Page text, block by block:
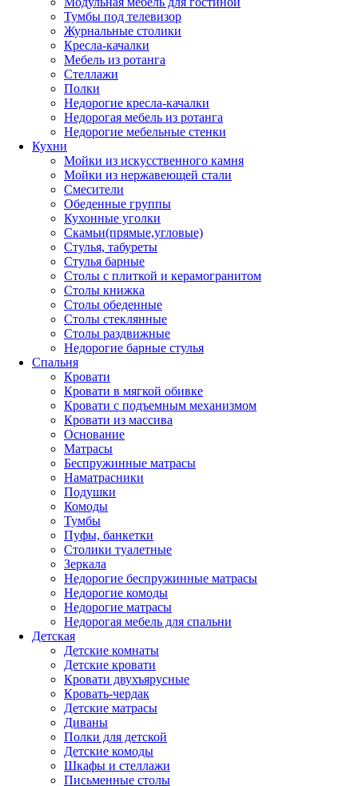
Тумбы под телевизор
Журнальные столики
Кресла-качалки
Мебель из ротанга
Стеллажи
Полки
Недорогие кресла-качалки
Недорогая мебель из ротанга
Недорогие мебельные стенки
Кухни
Мойки из искусственного камня
Мойки из нержавеющей стали
Смесители
Обеденные группы
Кухонные уголки
Скамьи(прямые,угловые)
Стулья, табуреты
Стулья барные
Столы с плиткой и керамогранитом
Столы книжка
Столы обеденные
Столы стеклянные
Столы раздвижные
Недорогие барные стулья
Спальня
Кровати
Кровати в мягкой обивке
Кровати с подъемным механизмом
Кровати из массива
Основание
Матрасы
Беспружинные матрасы
Наматрасники
Подушки
Комоды
Тумбы
Пуфы, банкетки
Столики туалетные
Зеркала
Недорогие беспружинные матрасы
Недорогие комоды
Недорогие матрасы
Недорогая мебель для спальни
Детская
Детские комнаты
Детские кровати
Кровати двухъярусные
Кровать-чердак
Детские матрасы
Диваны
Полки для детской
Детские комоды
Шкафы и стеллажи
Письменные столы